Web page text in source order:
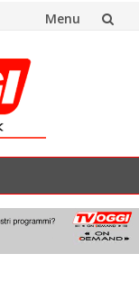
Menu